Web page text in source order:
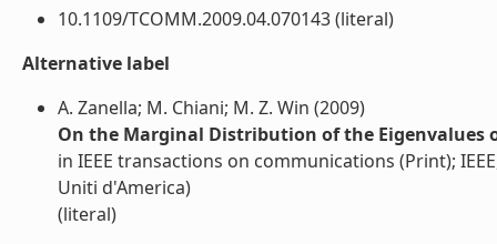
10.1109/TCOMM.2009.04.070143 (literal)
Alternative label
A. Zanella; M. Chiani; M. Z. Win (2009)
On the Marginal Distribution of the Eigenvalues
in IEEE transactions on communications (Print);
Uniti d'America)
(literal)